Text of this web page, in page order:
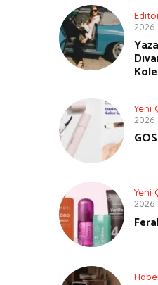
2026
Yeni
2026
Yeni
2026